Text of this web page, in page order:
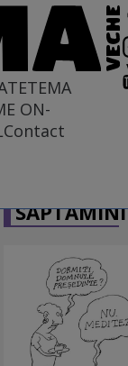
TEMA
ON-
Contact